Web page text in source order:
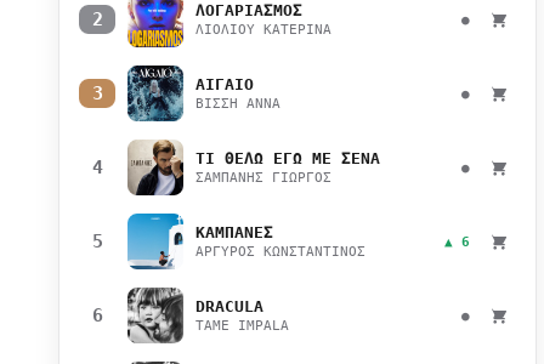
2 ΛΟΓΑΡΙΑΣΜΟΣ
ΛΙΟΛΙΟΥ ΚΑΤΕΡΙΝΑ
●
3 ΑΙΓΑΙΟ
ΒΙΣΣΗ ΑΝΝΑ
●
4 ΤΙ ΘΕΛΩ ΕΓΩ ΜΕ ΣΕΝΑ
ΣΑΜΠΑΝΗΣ ΓΙΩΡΓΟΣ
●
5 ΚΑΜΠΑΝΕΣ
ΑΡΓΥΡΟΣ ΚΩΝΣΤΑΝΤΙΝΟΣ
▲ 6
6 DRACULA
TAME IMPALA
●